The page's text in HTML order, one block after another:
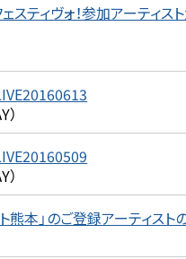
スティヴォ！参加アーティ
ト熊本」のご登録アーティス